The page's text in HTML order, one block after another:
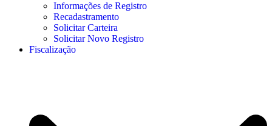
Informações de Registro
Recadastramento
Solicitar Carteira
Solicitar Novo Registro
Fiscalização